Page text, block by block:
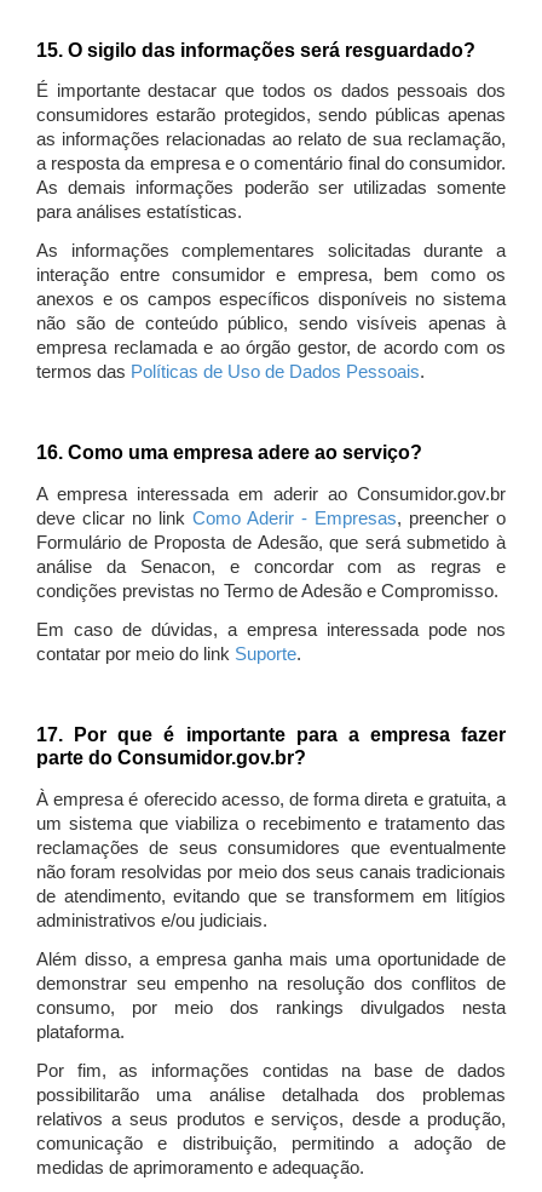
15. O sigilo das informações será resguardado?
É importante destacar que todos os dados pessoais dos
consumidores estarão protegidos, sendo públicas apenas
as informações relacionadas ao relato de sua reclamação,
a resposta da empresa e o comentário final do consumidor.
As demais informações poderão ser utilizadas somente
para análises estatísticas.
As informações complementares solicitadas durante a
interação entre consumidor e empresa, bem como os
anexos e os campos específicos disponíveis no sistema
não são de conteúdo público, sendo visíveis apenas à
empresa reclamada e ao órgão gestor, de acordo com os
termos das Políticas de Uso de Dados Pessoais.
16. Como uma empresa adere ao serviço?
A empresa interessada em aderir ao Consumidor.gov.br
deve clicar no link Como Aderir - Empresas, preencher o
Formulário de Proposta de Adesão, que será submetido à
análise da Senacon, e concordar com as regras e
condições previstas no Termo de Adesão e Compromisso.
Em caso de dúvidas, a empresa interessada pode nos
contatar por meio do link Suporte.
17. Por que é importante para a empresa fazer
parte do Consumidor.gov.br?
À empresa é oferecido acesso, de forma direta e gratuita, a
um sistema que viabiliza o recebimento e tratamento das
reclamações de seus consumidores que eventualmente
não foram resolvidas por meio dos seus canais tradicionais
de atendimento, evitando que se transformem em litígios
administrativos e/ou judiciais.
Além disso, a empresa ganha mais uma oportunidade de
demonstrar seu empenho na resolução dos conflitos de
consumo, por meio dos rankings divulgados nesta
plataforma.
Por fim, as informações contidas na base de dados
possibilitarão uma análise detalhada dos problemas
relativos a seus produtos e serviços, desde a produção,
comunicação e distribuição, permitindo a adoção de
medidas de aprimoramento e adequação.